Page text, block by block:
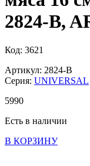
2824-B,
Код: 3621
Артикул: 2824-B
Серия: UNIVERSAL
5990
Есть в наличии
В КОРЗИНУ